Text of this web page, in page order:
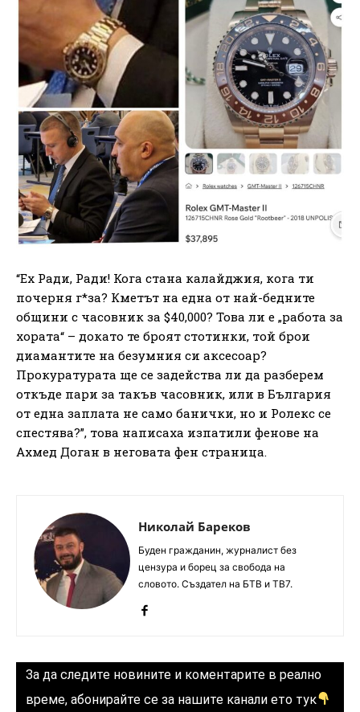
“Ех Ради, Ради! Кога стана калайджия, кога ти
почерня г*за? Кметът на една от най-бедните
общини с часовник за $40,000? Това ли е „работа за
хората“ – докато те броят стотинки, той брои
диамантите на безумния си аксесоар?
Прокуратурата ще се задейства ли да разберем
откъде пари за такъв часовник, или в България
от една заплата не само банички, но и Ролекс се
спестява?”, това написаха изпатили фенове на
Ахмед Доган в неговата фен страница.
Николай Бареков
Буден гражданин, журналист без
цензура и борец за свобода на
словото. Създател на БТВ и ТВ7.
За да следите новините и коментарите в реално
време, абонирайте се за нашите канали ето тук